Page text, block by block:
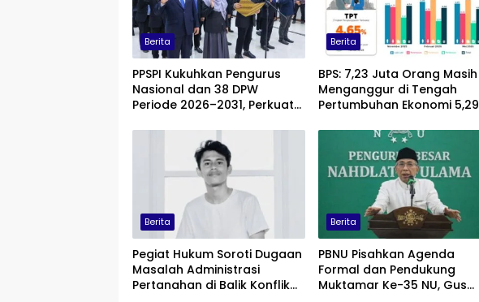
Berita
PPSPI Kukuhkan Pengurus
Nasional dan 38 DPW
Periode 2026–2031, Perkuat
Publik
Berita
BPS: 7,23 Juta Orang Masih
Menganggur di Tengah
Pertumbuhan Ekonomi 5,29
Berita
Pegiat Hukum Soroti Dugaan
Masalah Administrasi
Pertanahan di Balik Konflik
Berita
PBNU Pisahkan Agenda
Formal dan Pendukung
Muktamar Ke-35 NU, Gus